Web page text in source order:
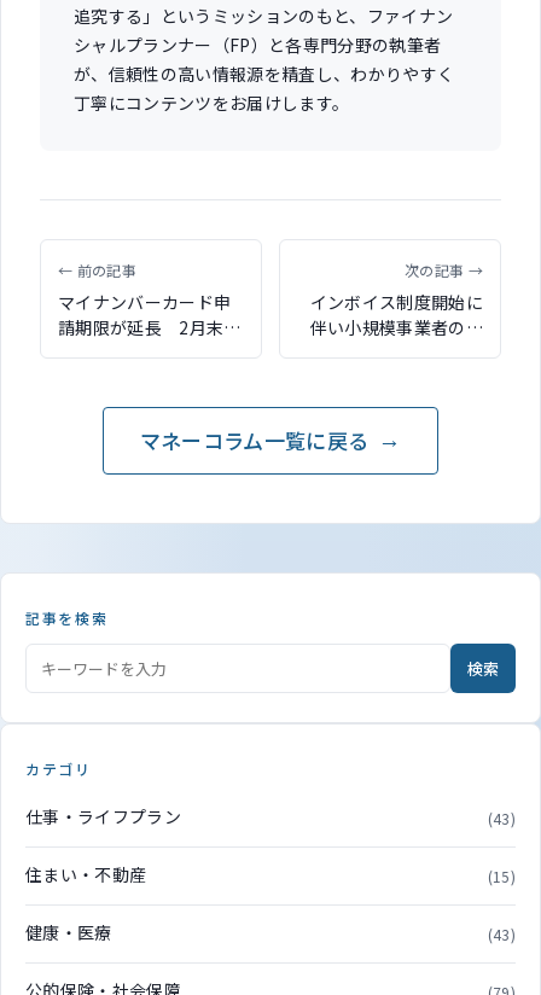
追究する」というミッションのもと、ファイナン
シャルプランナー（FP）と各専門分野の執筆者
が、信頼性の高い情報源を精査し、わかりやすく
丁寧にコンテンツをお届けします。
← 前の記事
マイナンバーカード申
請期限が延長 2月末ま
での申請でマイナポイ
次の記事 →
インボイス制度開始に
伴い小規模事業者の消
費税に軽減措置 2023
マネーコラム一覧に戻る
記事を検索
検索
カテゴリ
仕事・ライフプラン (43)
住まい・不動産 (15)
健康・医療 (43)
公的保険・社会保障